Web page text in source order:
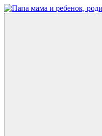
Перейти
к